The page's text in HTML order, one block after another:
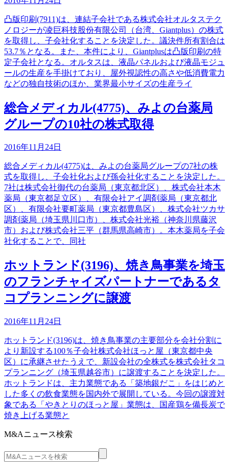
凸版印刷(7911)は、連結子会社である株式会社オルタステク
ノロジーが凌巨科技股份有限公司（台湾、Giantplus）の株式
を取得し、子会社化することを決定した。議決件所有割合は
53.7％となる。また、本件により、Giantplusは凸版印刷の特
定子会社となる。オルタスは、液晶パネルおよび液晶モジュ
ールの生産を手掛けており、屋外視認性の高さや低消費電力
などの独自技術のほか、業界最小サイズの生産ライ
総合メディカル(4775)、みよの台薬局
グループの10社の株式取得
2016年11月24日
総合メディカル(4775)は、みよの台薬局グループの7社の株
式を取得し、子会社化および孫会社化することを決定した。
7社は株式会社御代の台薬局（東京都北区）、株式会社本木
薬局（東京都足立区）、有限会社アイ調剤薬局（東京都北
区）、有限会社要町薬局（東京都豊島区）、株式会社ツカサ
調剤薬局（埼玉県川口市）、株式会社光裕（神奈川県藤沢
市）および株式会社三平（群馬県高崎市）。本木薬局を子会
社化することで、同社
ホットランド(3196)、焼き鳥事業を埼玉
のフランチャイズパートナーであるタ
コプランニングに譲渡
2016年11月24日
ホットランド(3196)は、焼き鳥事業の主要部分を会社分割に
より新設する100％子会社株式会社ほっと屋（東京都中央
区）に承継させたうえで、新設会社の全株式を株式会社タコ
プランニング（埼玉県越谷市）に譲渡することを決定した。
ホットランドは、主力業態である「築地銀だこ」をはじめと
した多くの飲食業態を国内外で展開している。今回の譲渡対
象である「やきとりのほっと屋」業態は、国産鶏を備長炭で
焼き上げる業態と
M&Aニュース検索